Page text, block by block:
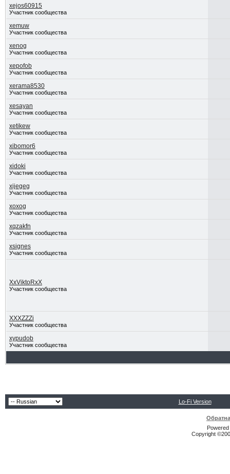
xejos60915
Участник сообщества
xemuw
Участник сообщества
xenog
Участник сообщества
xepofob
Участник сообщества
xerama8530
Участник сообщества
xesayan
Участник сообщества
xetikew
Участник сообщества
xibomor6
Участник сообщества
xidoki
Участник сообщества
xijegeg
Участник сообщества
xoxog
Участник сообщества
xqzakfn
Участник сообщества
xsignes
Участник сообщества
XxViktoRxX
Участник сообщества
XXXZZZi
Участник сообщества
xypudob
Участник сообщества
Lo-Fi Version
Copyright